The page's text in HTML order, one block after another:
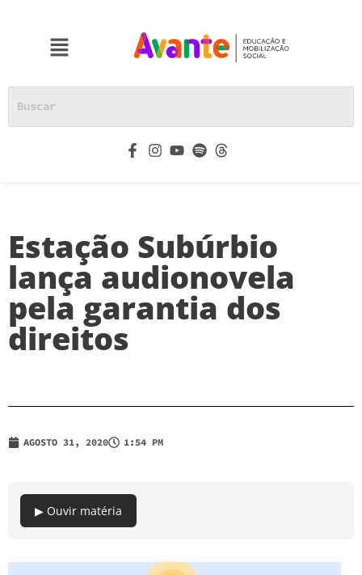
Estação Subúrbio
lança audionovela
pela garantia dos
direitos
AGOSTO 31, 2020 1:54 PM
▶ Ouvir matéria